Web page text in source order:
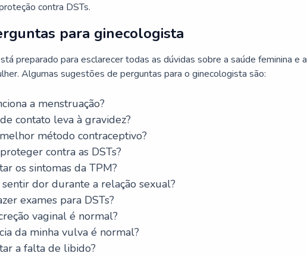
contra DSTs.
para ginecologista
preparado para esclarecer todas as dúvidas sobre a saúde feminina e a
Algumas sugestões de perguntas para o ginecologista são:
a menstruação?
contato leva à gravidez?
método contraceptivo?
contra as DSTs?
os sintomas da TPM?
dor durante a relação sexual?
exames para DSTs?
vaginal é normal?
da minha vulva é normal?
a falta de libido?